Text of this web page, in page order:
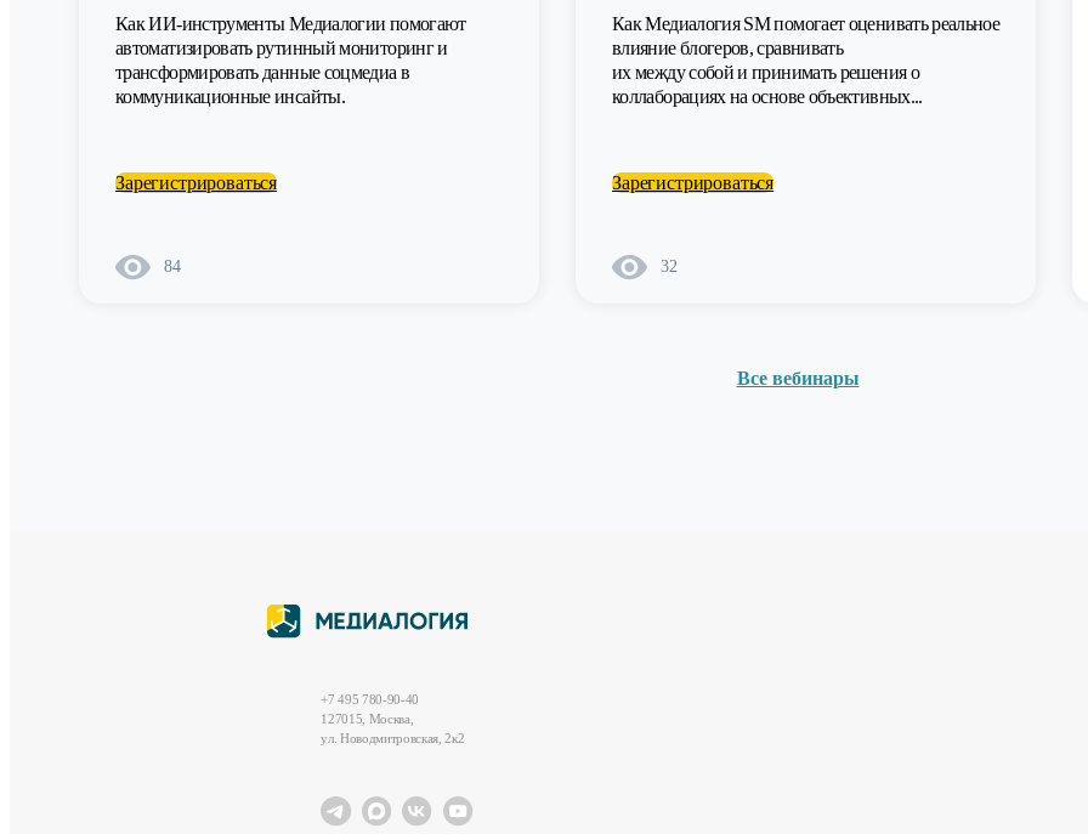
Как ИИ-инструменты Медиалогии помогают
автоматизировать рутинный мониторинг и
трансформировать данные соцмедиа в
коммуникационные инсайты.
Зарегистрироваться
84
Как Медиалогия SM помогает оценивать реальное
влияние блогеров, сравнивать
их между собой и принимать решения о
коллаборациях на основе объективных...
Зарегистрироваться
32
Все вебинары
+7 495 780-90-40
127015, Москва,
ул. Новодмитровская, 2к2